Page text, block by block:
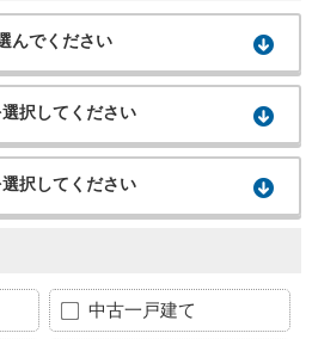
んでください
択してください
択してください
中古一戸建て